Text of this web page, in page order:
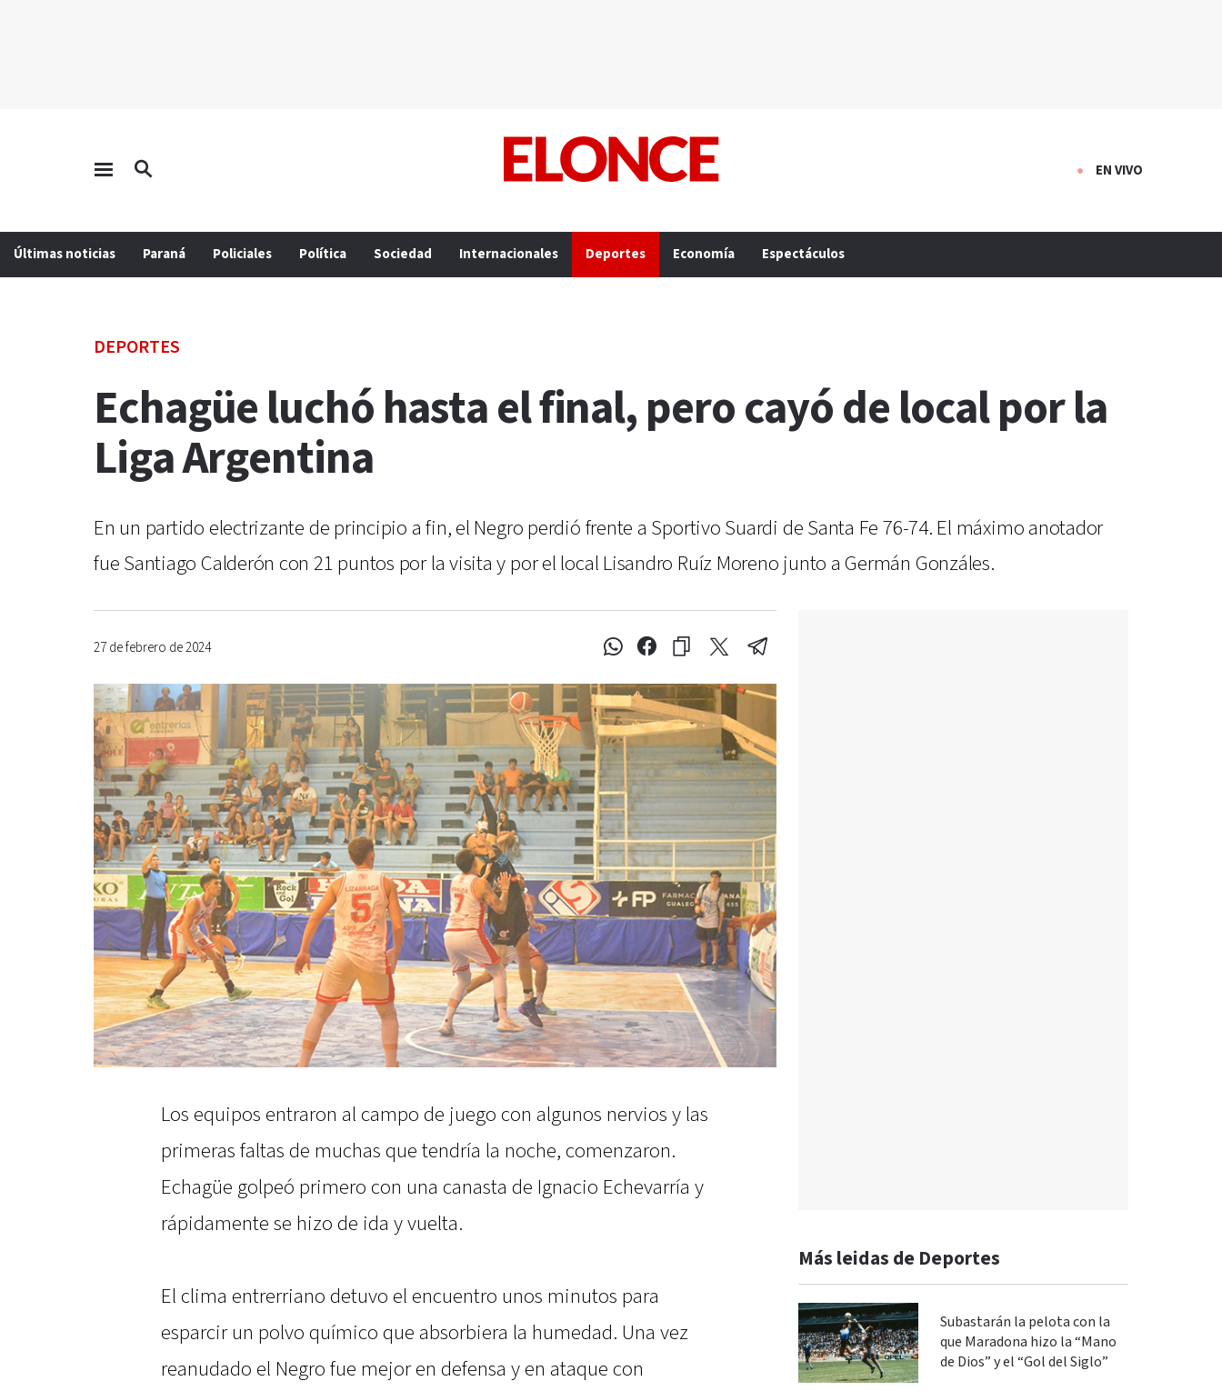
EN VIVO
Últimas noticias Paraná Policiales Política Sociedad Internacionales Deportes Economía Espectáculos
DEPORTES
Echagüe luchó hasta el final, pero cayó de local por la
Liga Argentina
En un partido electrizante de principio a fin, el Negro perdió frente a Sportivo Suardi de Santa Fe 76-74. El máximo anotador
fue Santiago Calderón con 21 puntos por la visita y por el local Lisandro Ruíz Moreno junto a Germán Gonzáles.
27 de febrero de 2024
Los equipos entraron al campo de juego con algunos nervios y las
primeras faltas de muchas que tendría la noche, comenzaron.
Echagüe golpeó primero con una canasta de Ignacio Echevarría y
rápidamente se hizo de ida y vuelta.
El clima entrerriano detuvo el encuentro unos minutos para
esparcir un polvo químico que absorbiera la humedad. Una vez
reanudado el Negro fue mejor en defensa y en ataque con
Más leidas de Deportes
Subastarán la pelota con la
que Maradona hizo la “Mano
de Dios” y el “Gol del Siglo”